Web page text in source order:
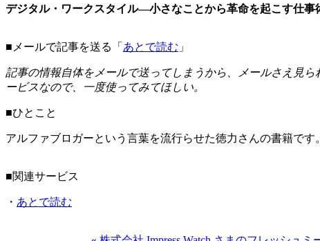
デジタル・ワークスタイル―小さなことから革命を起こす仕事
■メールで記事を送る「 あとで読む 」
記事の情報自体をメールで送ってしまうから、メールさえ見
ービスなので、一度使ってみてほしい。
■ひとこと
アルファブロガーという言葉を流行らせた徳力さんの書籍で
■関連サービス
・ あとで読む